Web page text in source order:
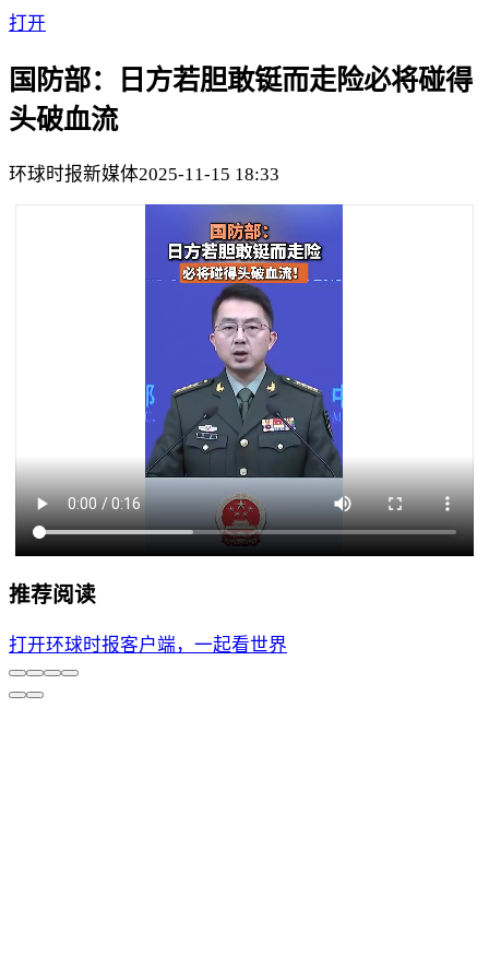
打开
国防部：日方若胆敢铤而走险必将碰得
头破血流
环球时报新媒体2025-11-15 18:33
推荐阅读
打开环球时报客户端，一起看世界